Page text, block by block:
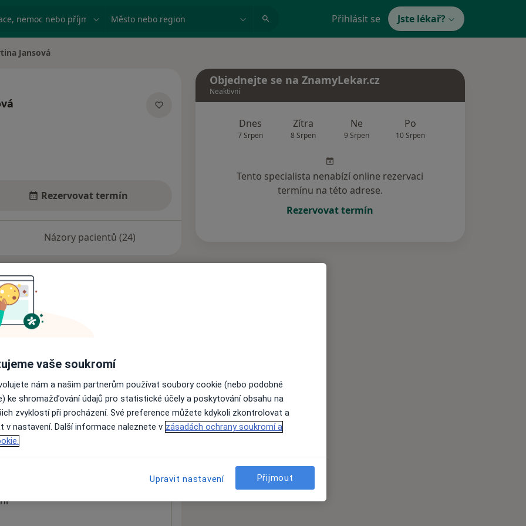
nemoc nebo příjmení Město nebo region Přihlásit se Jste lékař?
Jansová
Rezervovat termín
Názory pacientů (24)
nejsou k dispozici
informace o svých službách.
Objednejte se na ZnamyLekar.cz
Neaktivní
Dnes
7 Srpen
Zítra
8 Srpen
Ne
9 Srpen
Po
10 Srpen
Tento specialista nenabízí online rezervaci
termínu na této adrese.
Rezervovat termín
vaše soukromí
nám a našim partnerům používat soubory cookie (nebo podobné
ke shromažďování údajů pro statistické účely a poskytování obsahu na
zvyklostí při procházení. Své preference můžete kdykoli zkontrolovat a
v nastavení. Další informace naleznete v zásadách ochrany soukromí a
Upravit nastavení Přijmout